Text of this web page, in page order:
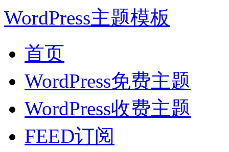
WordPress主题模板
首页
WordPress免费主题
WordPress收费主题
FEED订阅